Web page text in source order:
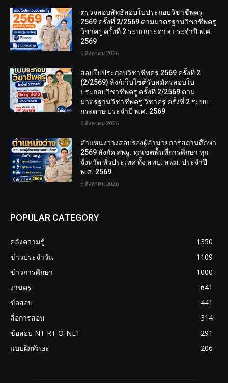
ตรวจสอบสิทธิสอบใบประกอบวิชาชีพครู
2569 ครั้งที่ 2/2569 ตามมาตรฐานวิชาชีพครู
วิชาครู ครั้งที่ 2 ระบบกระดาษ ประจำปี พ.ศ.
2569
6 สิงหาคม 2026
สอบใบประกอบวิชาชีพครู 2569 ครั้งที่ 2
(2/2569) ลิงก์เว็บไซต์รับสมัครสอบใบ
ประกอบวิชาชีพครู ครั้งที่ 2/2569 ตาม
มาตรฐานวิชาชีพครู วิชาครู ครั้งที่ 2 ระบบ
กระดาษ ประจำปี พ.ศ. 2569
6 สิงหาคม 2026
ตำแหน่งว่างสอบรองผู้อำนวยการสถานศึกษา
2569 สังกัด สพฐ. ทุกเขตพื้นที่การศึกษา ทุก
จังหวัด ทั่วประเทศ ทั้ง สพป. สพม. ประจำปี
พ.ศ. 2569
5 สิงหาคม 2026
POPULAR CATEGORY
คลังความรู้
1350
ข่าวประจำวัน
1109
ข่าวการศึกษา
1000
งานครู
641
ข้อสอบ
441
สื่อการสอน
314
ข้อสอบ NT RT O-NET
291
แบบฝึกทักษะ
206